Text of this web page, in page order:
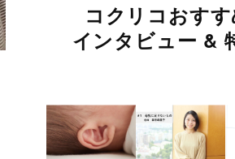
コクリコおす
インタビュー &